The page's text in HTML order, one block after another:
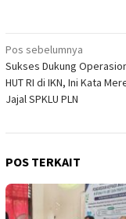
Navigasi
pos
Pos sebelumnya
Sukses Dukung
HUT RI di IKN, Ini Kata
Jajal SPKLU PLN
POS TERKAIT